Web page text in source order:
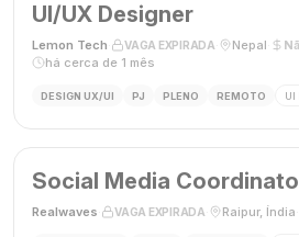
UI/UX Designer
Lemon Tech VAGA EXPIRADA Nepal
há cerca de 1 mês
DESIGN UX/UI PJ PLENO REMOTO UI
Realwaves VAGA EXPIRADA Raipur, Índia